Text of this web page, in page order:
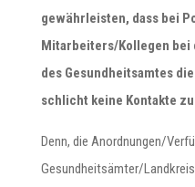
gewährleisten, dass bei
Mitarbeiters/Kollegen bei
des Gesundheitsamtes
schlicht keine Kontakte
Denn, die Anordnungen/
Gesundheitsämter/